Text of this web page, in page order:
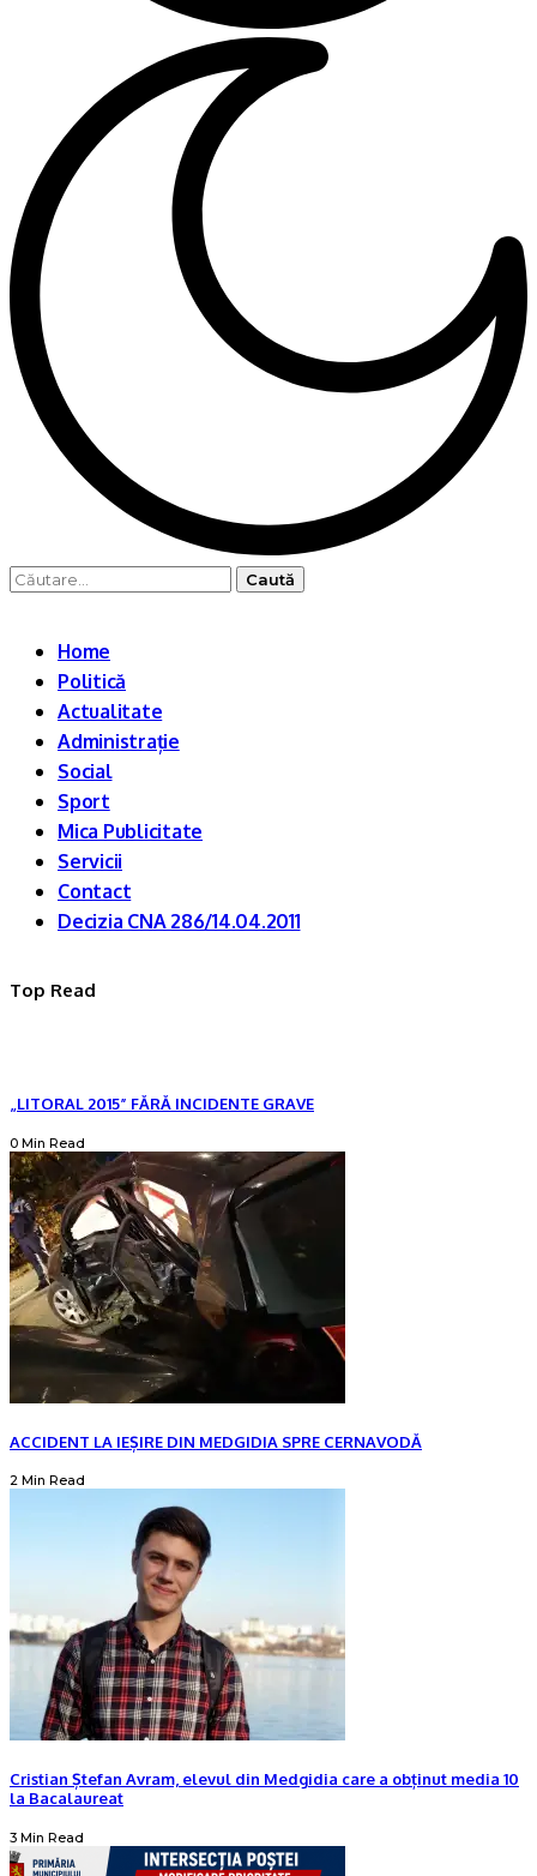
Caută
Home
Politică
Actualitate
Administrație
Social
Sport
Mica Publicitate
Servicii
Contact
Decizia CNA 286/14.04.2011
Top Read
„LITORAL 2015” FĂRĂ INCIDENTE GRAVE
0 Min Read
ACCIDENT LA IEȘIRE DIN MEDGIDIA SPRE CERNAVODĂ
2 Min Read
Cristian Ștefan Avram, elevul din Medgidia care a obținut media 10
la Bacalaureat
3 Min Read